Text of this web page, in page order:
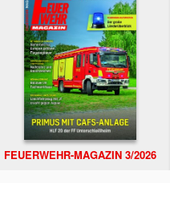
FEUERWEHR-MAGAZIN 3/2026